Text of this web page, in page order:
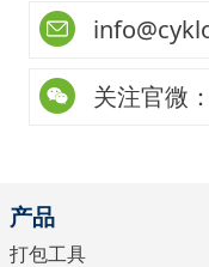
关注官微
产品
打包工具